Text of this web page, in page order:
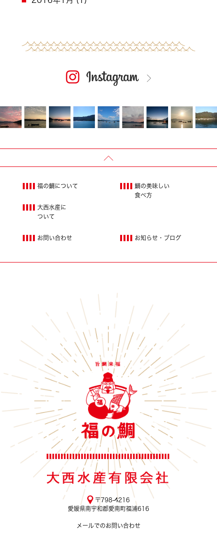
福の鯛について
鯛の美味しい
食べ方
大西水産に
ついて
お知らせ・ブログ
お問い合わせ
〒798-4216
愛媛県南宇和郡愛南町福浦616
メールでのお問い合わせ